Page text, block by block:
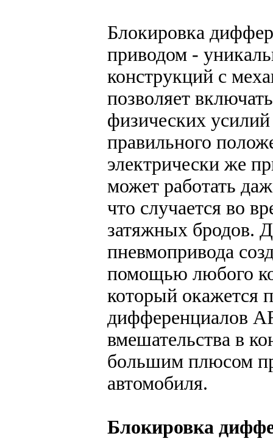
Блокировка
приводом -
конструкций с
позволяет
физических
правильного
электрически же
может работать
что случается во
затяжных бродов.
пневмопривода
помощью любого
который окажется
дифференциалов
вмешательства в
большим плюсом
автомобиля.
Блокировка